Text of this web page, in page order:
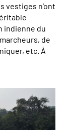
vestiges n’ont
indienne du
de
etc. À